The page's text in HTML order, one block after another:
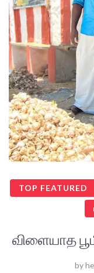
TOP FEATURED
விளையாத
by